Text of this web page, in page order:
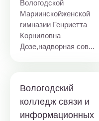
Вологодской
Мариинскойженской
гимназии Генриетта
Корниловна
Дозе,надворная сов...
Вологодский
колледж связи и
информационных